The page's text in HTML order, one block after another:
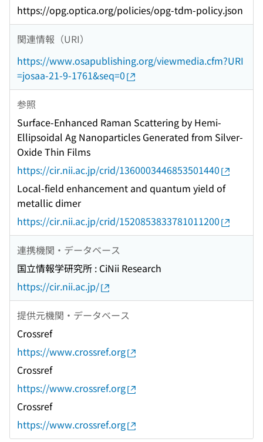
https://opg.optica.org/policies/opg-tdm-policy.json
関連情報（URI）
https://www.osapublishing.org/viewmedia.cfm?URI
=josaa-21-9-1761&seq=0
参照
Surface-Enhanced Raman Scattering by Hemi-
Ellipsoidal Ag Nanoparticles Generated from Silver-
Oxide Thin Films
https://cir.nii.ac.jp/crid/1360003446853501440
Local-field enhancement and quantum yield of
metallic dimer
https://cir.nii.ac.jp/crid/1520853833781011200
連携機関・データベース
国立情報学研究所 : CiNii Research
https://cir.nii.ac.jp/
提供元機関・データベース
Crossref
https://www.crossref.org
Crossref
https://www.crossref.org
Crossref
https://www.crossref.org